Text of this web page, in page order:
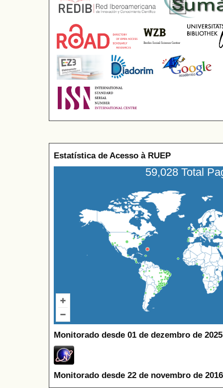
Estatística de Acesso à RUEP
59,028 Total
Monitorado desde 01 de dezembro de
Monitorado desde 22 de novembro de